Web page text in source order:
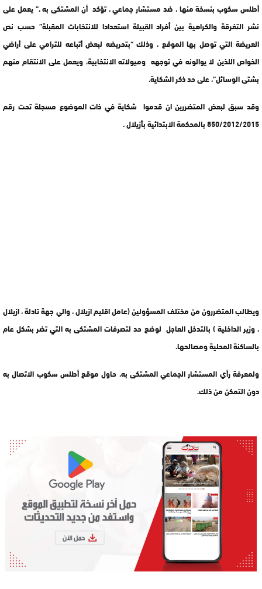
أطلس سكوب بنسخة منها ، ضد مستشار جماعي ، تؤكد أن المشتكى به ،” يعمل على
نشر التفرقة والكراهية بين أفراد القبيلة استعدادا للانتخابات المقبلة” حسب نص
العريضة التي توصل بها الموقع ، وذلك “بتحريضه لبعض أتباعه للترامي على أراضي
الخواص اللذين لا يوالونه في توجهه وميولاته الانتخابية، ويعمل على الانتقام منهم
بشتى الوسائل”، على حد ذكر الشكاية.
وقد سبق لبعض المتضررين ان قدموا شكاية في ذات الموضوع مسجلة تحت رقم
850/2012/2015 بالمحكمة الابتدائية بأزيلال .
ويطالب المتضررون من مختلف المسؤولين (عامل اقليم ازيلال ، والي جهة تادلة ، ازيلال
، وزير الداخلية ) بالتدخل العاجل لوضع حد لتصرفات المشتكى به التي تضر بشكل عام
بالساكنة المحلية ومصالحها.
ولمعرفة رأي المستشار الجماعي المشتكى به، حاول موقع أطلس سكوب الاتصال به
دون التمكن من ذلك.